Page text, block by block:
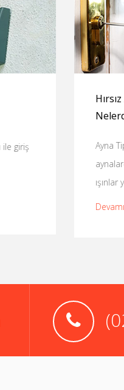
Hırsız
Nelerdir?
Ayna Tipi
aynalardan
ışınlar